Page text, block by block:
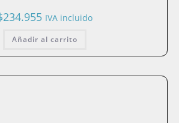
234.955 IVA incluido
Añadir al carrito